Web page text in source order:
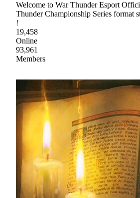
Welcome to War Thunder Esport
Thunder Championship Series format
!
19,458
Online
93,961
Members